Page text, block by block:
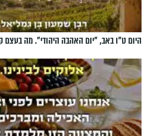
היום ט"ו באב, ”יום האהבה היהודי". מה בעצם